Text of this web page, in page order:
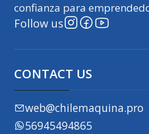
confianza para
Follow us
CONTACT US
web@chilemaquina.pro
56945494865